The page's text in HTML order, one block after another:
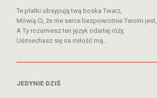
Te płatki obsypują twą boska Twarz,
Mówią Ci, że me serce bezpowrotnie Twoim jest,
A Ty rozumiesz ten język odartej róży,
Uśmiechasz się na miłość mą…
JEDYNIE DZIŚ